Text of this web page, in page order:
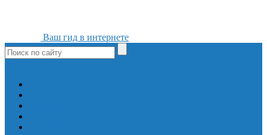
Ваш гид в интернете